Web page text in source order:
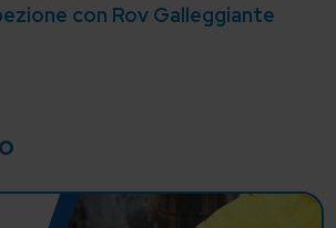
con Rov Galleggiante